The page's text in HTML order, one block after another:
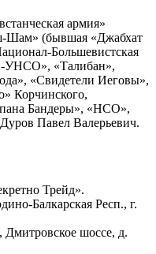
армия»
(бывшая «Джабхат
Большевистская
УНСО», «Талибан»,
«Свидетели Иеговы»,
Корчинского,
Бандеры», «НСО»,
Павел Валерьевич.
Трейд».
Балкарская Респ., г.
Дмитровское шоссе, д.